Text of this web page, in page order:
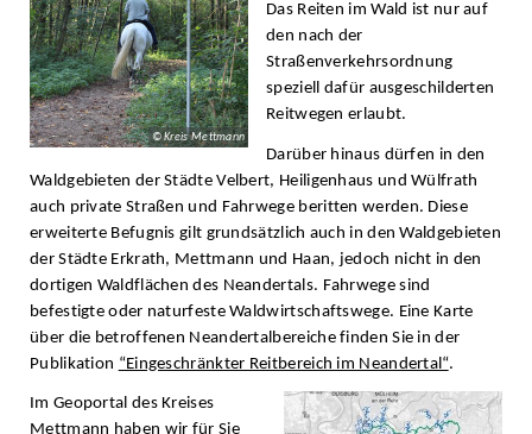
© Kreis Mettmann
Das Reiten im Wald ist nur auf
den nach der
Straßenverkehrsordnung
speziell dafür ausgeschilderten
Reitwegen erlaubt.
Darüber hinaus dürfen in den
Waldgebieten der Städte Velbert, Heiligenhaus und Wülfrath
auch private Straßen und Fahrwege beritten werden. Diese
erweiterte Befugnis gilt grundsätzlich auch in den Waldgebieten
der Städte Erkrath, Mettmann und Haan, jedoch nicht in den
dortigen Waldflächen des Neandertals. Fahrwege sind
befestigte oder naturfeste Waldwirtschaftswege. Eine Karte
über die betroffenen Neandertalbereiche finden Sie in der
Publikation “Eingeschränkter Reitbereich im Neandertal“.
Im Geoportal des Kreises
Mettmann haben wir für Sie